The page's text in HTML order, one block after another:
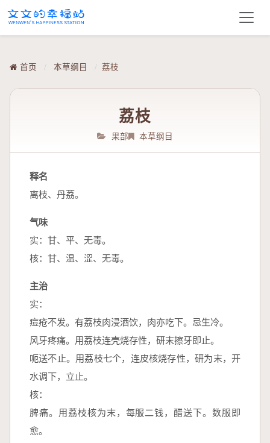
首页 / 本草纲目 / 荔枝
荔枝
果部 本草纲目
释名
离枝、丹荔。
气味
实：甘、平、无毒。
核：甘、温、涩、无毒。
主治
实：
痘疮不发。有荔枝肉浸酒饮，肉亦吃下。忌生冷。
风牙疼痛。用荔枝连壳烧存性，研末擦牙即止。
呃送不止。用荔枝七个，连皮核烧存性，研为末，开
水调下，立止。
核：
脾痛。用荔枝核为末，每服二钱，醋送下。数服即
愈。